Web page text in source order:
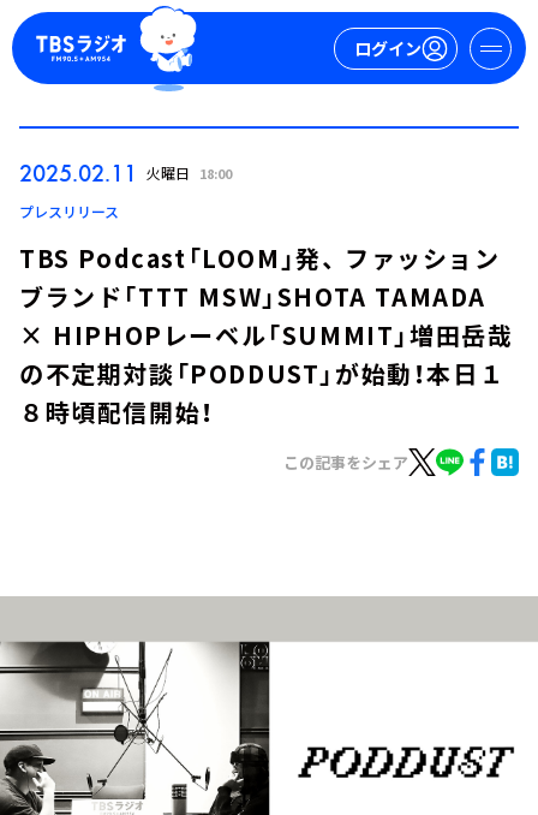
ログイン
会社情報
2025.02.11 火曜日 18:00
プレスリリース
TBS Podcast「LOOM」発、 ファッション
ブランド「TTT MSW」SHOTA TAMADA
× HIPHOPレーベル「SUMMIT」増田岳哉
の不定期対談「PODDUST」が始動！本日１
８時頃配信開始！
この記事をシェア